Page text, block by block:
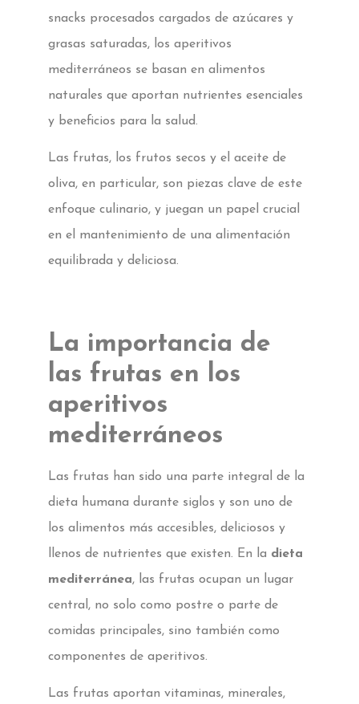
snacks procesados cargados de azúcares y
grasas saturadas, los aperitivos
mediterráneos se basan en alimentos
naturales que aportan nutrientes esenciales
y beneficios para la salud.
Las frutas, los frutos secos y el aceite de
oliva, en particular, son piezas clave de este
enfoque culinario, y juegan un papel crucial
en el mantenimiento de una alimentación
equilibrada y deliciosa.
La importancia de
las frutas en los
aperitivos
mediterráneos
Las frutas han sido una parte integral de la
dieta humana durante siglos y son uno de
los alimentos más accesibles, deliciosos y
llenos de nutrientes que existen. En la dieta
mediterránea, las frutas ocupan un lugar
central, no solo como postre o parte de
comidas principales, sino también como
componentes de aperitivos.
Las frutas aportan vitaminas, minerales,